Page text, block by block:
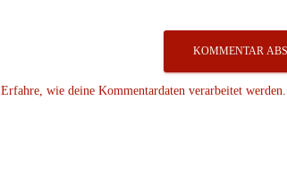
Erfahre, wie deine Kommentardaten verarbeitet werden.